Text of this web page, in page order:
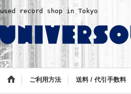
used record shop in Tokyo
ご利用方法 送料 / 代引手数料